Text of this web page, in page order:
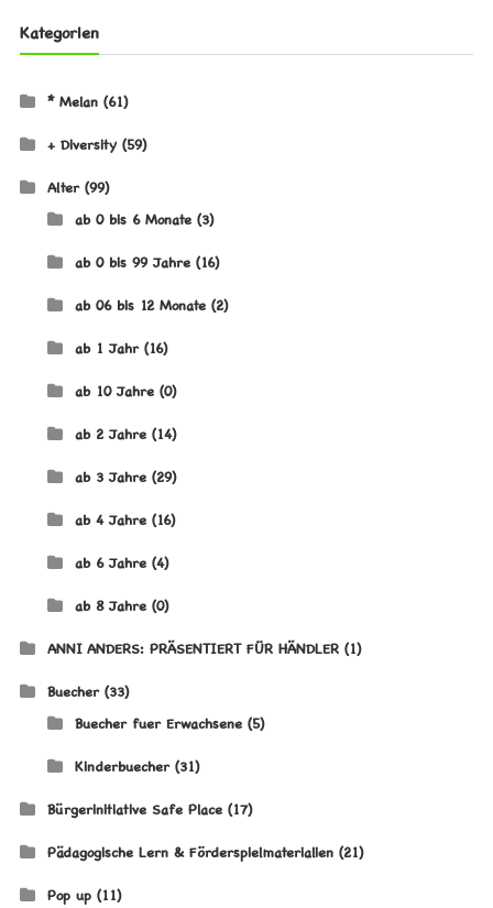
Kategorien
* Melan (61)
+ Diversity (59)
Alter (99)
ab 0 bis 6 Monate (3)
ab 0 bis 99 Jahre (16)
ab 06 bis 12 Monate (2)
ab 1 Jahr (16)
ab 10 Jahre (0)
ab 2 Jahre (14)
ab 3 Jahre (29)
ab 4 Jahre (16)
ab 6 Jahre (4)
ab 8 Jahre (0)
ANNI ANDERS: PRÄSENTIERT FÜR HÄNDLER (1)
Buecher (33)
Buecher fuer Erwachsene (5)
Kinderbuecher (31)
Bürgerinitiative Safe Place (17)
Pädagogische Lern & Förderspielmaterialien (21)
Pop up (11)